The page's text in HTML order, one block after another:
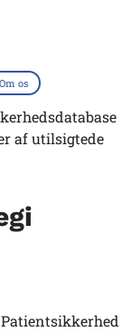
Om os
af utilsigtede